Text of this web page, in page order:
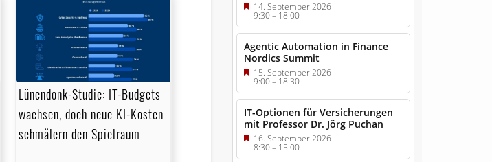
Lünendonk-Studie: IT-Budgets
wachsen, doch neue KI-Kosten
schmälern den Spielraum
14. September 2026
9:30–18:00
Agentic Automation in Finance
Nordics Summit
15. September 2026
9:00–18:30
IT-Optionen für Versicherungen
mit Professor Dr. Jörg Puchan
16. September 2026
8:30–15:00